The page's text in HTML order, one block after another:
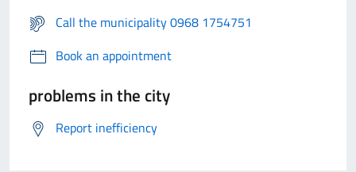
Call the municipality 0968 1754751
Book an appointment
problems in the city
Report inefficiency